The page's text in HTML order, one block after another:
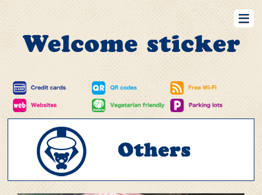
RestaurantsBar Retails Hotels Barbers&BeautySalons
RealEstates